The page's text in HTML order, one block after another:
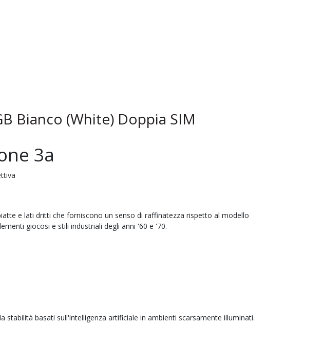
Bianco (White) Doppia SIM
3a
e lati dritti che forniscono un senso di raffinatezza rispetto al modello
giocosi e stili industriali degli anni '60 e '70.
stabilità basati sull'intelligenza artificiale in ambienti scarsamente illuminati.